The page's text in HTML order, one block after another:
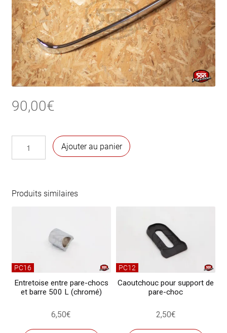
90,00€
arrière
Ajouter au panier
Produits similaires
PC16
Entretoise entre pare-chocs
et barre 500 L (chromé)
6,50€
PC12
Caoutchouc pour support de
pare-choc
2,50€